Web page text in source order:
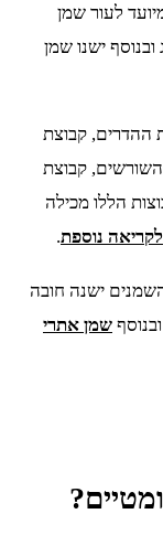
לעור שמן
ישנו שמן
ההדרים, קבוצת
קבוצת
הללו מכילה
לקריאה נוספת.
ישנה חובה
שמן אתרי